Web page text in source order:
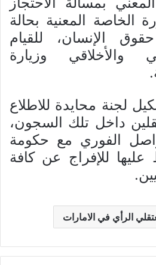
الخاصة المعنية بحالة
الإنسان، للقيام
والأخلاقي وزيارة
لجنة محايدة للاطلاع
داخل تلك السجون،
الفوري مع حكومة
عليها للإفراج عن كافة
الرأي في الامارات